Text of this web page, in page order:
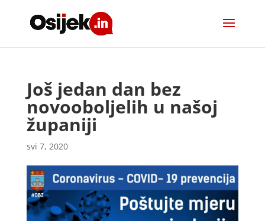
Još jedan dan bez
novooboljelih u našoj
županiji
svi 7, 2020